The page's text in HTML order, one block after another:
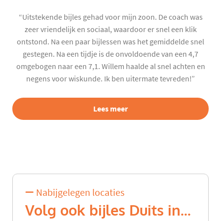
“Uitstekende bijles gehad voor mijn zoon. De coach was
zeer vriendelijk en sociaal, waardoor er snel een klik
ontstond. Na een paar bijlessen was het gemiddelde snel
gestegen. Na een tijdje is de onvoldoende van een 4,7
omgebogen naar een 7,1. Willem haalde al snel achten en
negens voor wiskunde. Ik ben uitermate tevreden!”
Lees meer
Nabijgelegen locaties
Volg ook bijles Duits in...